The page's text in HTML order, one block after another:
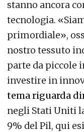
stanno ancora
tecnologia.
primordiale»,
nostro tessuto
parte da piccole
investire in
tema riguarda
negli Stati Uniti
9% del Pil, qui